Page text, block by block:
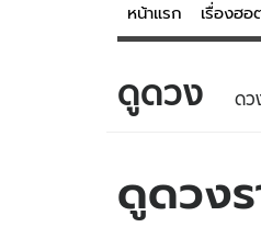
หน้าแรก เรื่องฮอ
ข่าว
ข่าวบันเทิง
ดูดวง ดว
ดูดวง